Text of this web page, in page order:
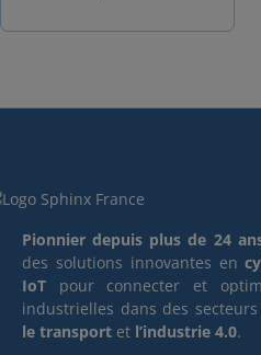
intelligent qui permet
TOSIBOX®, vous offrant
connexions sont établies
sécurisé et crypté sur
Internet ou d'autres
WAN et LAN courants, et
les autorisations peuvent
être facilement
accordées, révoquées et
Pionnier depuis plus de 24
des solutions innovantes en
IoT pour connecter et
industrielles dans des secteurs
le transport et l’industrie 4.0.